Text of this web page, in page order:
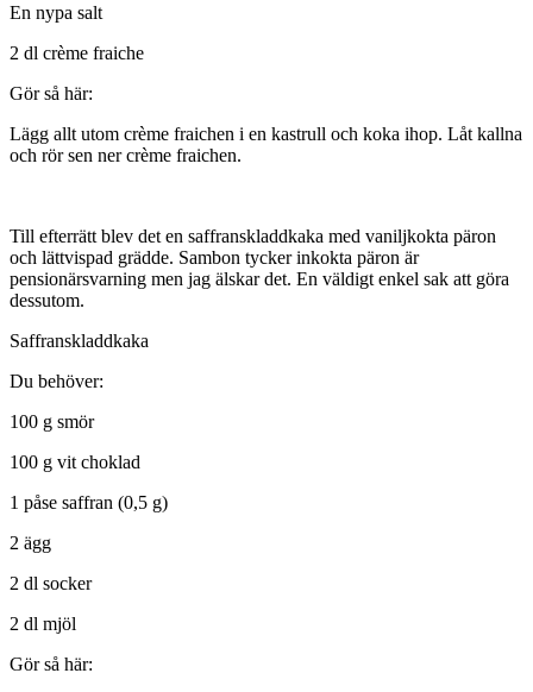
En nypa salt
2 dl crème fraiche
Gör så här:
Lägg allt utom crème fraichen i en kastrull och koka ihop. Låt kallna
och rör sen ner crème fraichen.
Till efterrätt blev det en saffranskladdkaka med vaniljkokta päron
och lättvispad grädde. Sambon tycker inkokta päron är
pensionärsvarning men jag älskar det. En väldigt enkel sak att göra
dessutom.
Saffranskladdkaka
Du behöver:
100 g smör
100 g vit choklad
1 påse saffran (0,5 g)
2 ägg
2 dl socker
2 dl mjöl
Gör så här: